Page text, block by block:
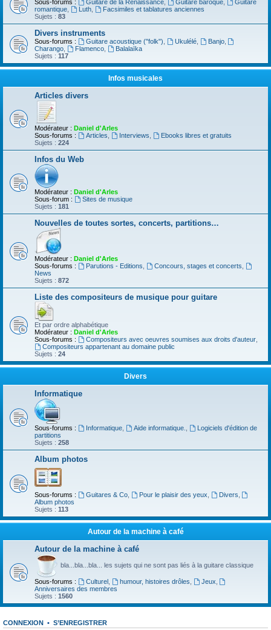
Sous-forums : Guitare de la Renaissance, Guitare baroque,
Guitare
romantique
Luth,
Facsimiles et tablatures anciennes
Sujets : 83
Divers instruments
Sous-forums : Guitare acoustique ("folk") Ukulélé, Banjo,
Charango
Flamenco,
Balalaïka
Sujets : 117
Infos musicales
Articles divers
Modérateur : Daniel d'Arles
Sous-forums :
Articles Interviews
Ebooks libres et gratuits
Sujets : 224
Infos du Web
Modérateur : Daniel d'Arles
Sous-forum :
Sites de musique
Sujets : 181
Nouvelles de toutes sortes, concerts, partitions…
Modérateur : Daniel d'Arles
Sous-forums :
Parutions - Editions Concours, stages et concerts
News
Sujets : 872
Liste des compositeurs de musique pour guitare
Et par ordre alphabétique
Modérateur : Daniel d'Arles
Sous-forums :
Compositeurs avec oeuvres soumises aux droits d'auteur,
Compositeurs appartenant au domaine public
Sujets : 24
Divers
Informatique
Sous-forums : Informatique, Aide informatique.
Logiciels d'édition de
partitions
Sujets : 258
Album photos
Sous-forums : Guitares & Co, Pour le plaisir des yeux Divers
Album photos
Sujets : 113
Autour de la machine à café
Autour de la machine à café
bla...bla...bla... les sujets qui ne sont pas liés à la guitare classique
Sous-forums : Culturel, humour, histoires drôles Jeux
Anniversaires des membres
Sujets : 1560
CONNEXION • S’ENREGISTRER